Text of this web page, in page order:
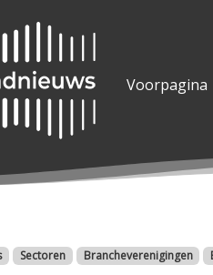
Voorpagina
Sectoren Brancheverenigingen